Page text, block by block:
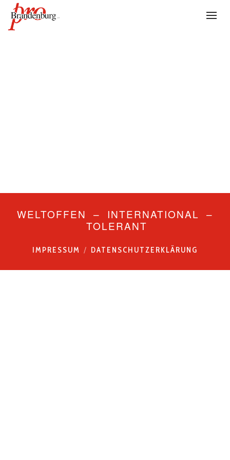
WELTOFFEN – INTERNATIONAL –
TOLERANT
IMPRESSUM DATENSCHUTZERKLÄRUNG